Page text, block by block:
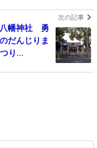
次の記事
幡神社 勇
だんじりま
つり...